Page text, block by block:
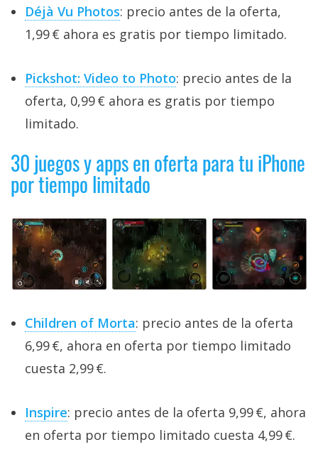
Déjà Vu Photos: precio antes de la oferta,
1,99 € ahora es gratis por tiempo limitado.
Pickshot: Video to Photo: precio antes de la
oferta, 0,99 € ahora es gratis por tiempo
limitado.
30 juegos y apps en oferta para tu iPhone
por tiempo limitado
Children of Morta: precio antes de la oferta
6,99 €, ahora en oferta por tiempo limitado
cuesta 2,99 €.
Inspire: precio antes de la oferta 9,99 €, ahora
en oferta por tiempo limitado cuesta 4,99 €.